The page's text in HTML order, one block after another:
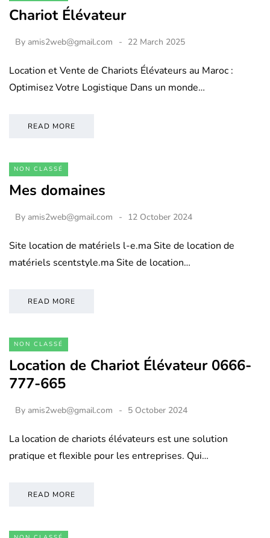
Chariot Élévateur
By amis2web@gmail.com 22 March 2025
Location et Vente de Chariots Élévateurs au Maroc :
Optimisez Votre Logistique Dans un monde…
READ MORE
NON CLASSÉ
Mes domaines
By amis2web@gmail.com 12 October 2024
Site location de matériels l-e.ma Site de location de
matériels scentstyle.ma Site de location…
READ MORE
NON CLASSÉ
Location de Chariot Élévateur 0666-
777-665
By amis2web@gmail.com 5 October 2024
La location de chariots élévateurs est une solution
pratique et flexible pour les entreprises. Qui…
READ MORE